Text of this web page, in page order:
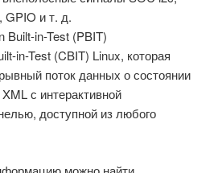
GPIO и т. д.
Built-in-Test (PBIT)
in-Test (CBIT) Linux, которая
поток данных о состоянии
с интерактивной
доступной из любого